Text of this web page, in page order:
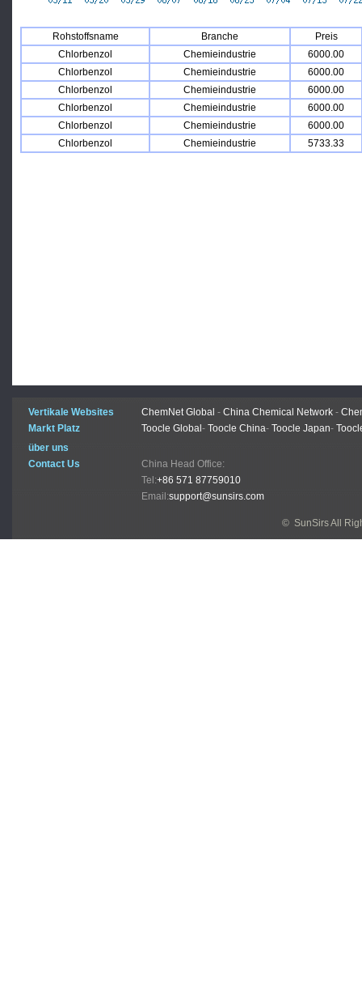
Rohstoffsname Branche
Preis
Chlorbenzol
Chemieindustrie
6000.00
Chlorbenzol
Chemieindustrie
6000.00
Chlorbenzol
Chemieindustrie
6000.00
Chlorbenzol
Chemieindustrie
6000.00
Chlorbenzol
Chemieindustrie
6000.00
Chlorbenzol
Chemieindustrie 5733.33
Vertikale Websites ChemNet Global - China Chemical Network -
Markt Platz
Toocle Global - Toocle China- Toocle Japan-
über uns
Contact Us
China Head Office:
Tel:+86 571 87759010
Email:support@sunsirs.com
© SunSirs All